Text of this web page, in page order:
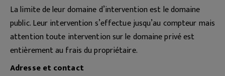
La limite de leur domaine d’intervention est le domaine
public. Leur intervention s’effectue jusqu’au compteur mais
attention toute intervention sur le domaine privé est
entièrement au frais du propriétaire.
Adresse et contact